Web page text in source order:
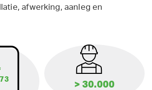
afwerking, aanleg en
> 30.000